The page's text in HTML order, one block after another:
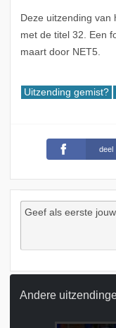
Deze uitzending van
met de titel 32. Een
maart door NET5.
Uitzending gemist?
deel
Andere